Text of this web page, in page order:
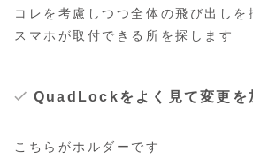
コレを考慮しつつ全体の飛び出しを
スマホが取付できる所を探します
QuadLockをよく見て変更を
こちらがホルダーです